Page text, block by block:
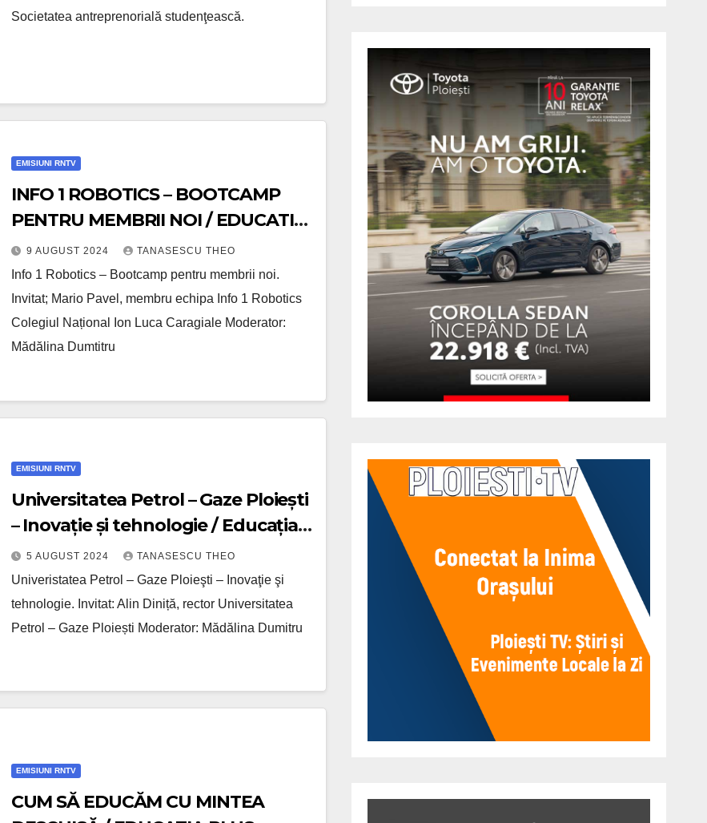
Societatea antreprenorială studenţească.
EMISIUNI RNTV
INFO 1 ROBOTICS – BOOTCAMP
PENTRU MEMBRII NOI / EDUCATIA
PLUS /VIDEO
9 AUGUST 2024 TANASESCU THEO
Info 1 Robotics – Bootcamp pentru membrii noi.
Invitat; Mario Pavel, membru echipa Info 1 Robotics
Colegiul Național Ion Luca Caragiale Moderator:
Mădălina Dumtitru
EMISIUNI RNTV
Universitatea Petrol – Gaze Ploiești
– Inovație și tehnologie / Educația
Plus /VIDEO
5 AUGUST 2024 TANASESCU THEO
Univeristatea Petrol – Gaze Ploieşti – Inovaţie şi
tehnologie. Invitat: Alin Diniță, rector Universitatea
Petrol – Gaze Ploiești Moderator: Mădălina Dumitru
EMISIUNI RNTV
CUM SĂ EDUCĂM CU MINTEA